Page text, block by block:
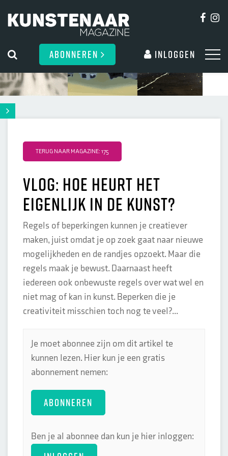
ABONNEREN Inloggen
TERUG NAAR MAGAZINE: 175
VLOG: HOE HEURT HET
EIGENLIJK IN DE KUNST?
Regels of beperkingen kunnen je creatiever
maken, juist omdat je op zoek gaat naar nieuwe
mogelijkheden en de randjes opzoekt. Maar die
regels maak je bewust. Daarnaast heeft
iedereen ook onbewuste regels over wat wel en
niet mag of kan in kunst. Beperken die je
creativiteit misschien toch nog te veel?...
Je moet abonnee zijn om dit artikel te
kunnen lezen. Hier kun je een gratis
abonnement nemen:
ABONNEREN
Ben je al abonnee dan kun je hier inloggen: